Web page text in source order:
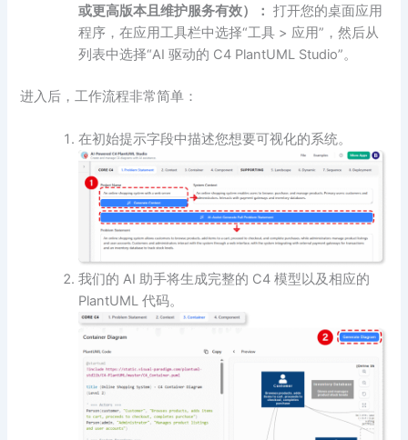
或更高版本且维护服务有效）： 打开您的桌面应用
程序，在应用工具栏中选择“工具 > 应用”，然后从
列表中选择“AI 驱动的 C4 PlantUML Studio”。
进入后，工作流程非常简单：
在初始提示字段中描述您想要可视化的系统。
我们的 AI 助手将生成完整的 C4 模型以及相应的
PlantUML 代码。